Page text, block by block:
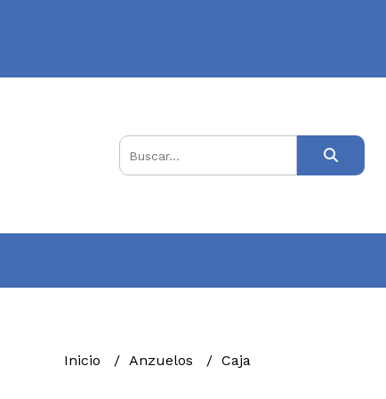
Inicio Anzuelos Caja